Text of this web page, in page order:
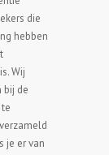
die
hebben
Wij
bij de
je er van